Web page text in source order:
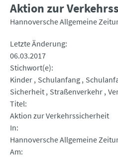
Aktion zur
Hannoversche Allgemeine
Letzte Änderung
06.03.2017
Stichwort(e)
Kinder Schulanfang
Sicherheit Straßenverkehr
Titel
Aktion zur Verkehrssicherheit
In
Hannoversche Allgemeine
Am